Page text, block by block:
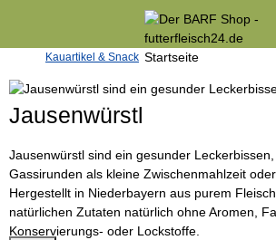
Kauartikel & Snack
Jausenwürstl
Jausenwürstl sind ein gesunder
Gassirunden als kleine Zwischenmahlzeit
Hergestellt in Niederbayern aus purem
natürlichen Zutaten natürlich ohne Aromen,
Konservierungs- oder Lockstoffe.